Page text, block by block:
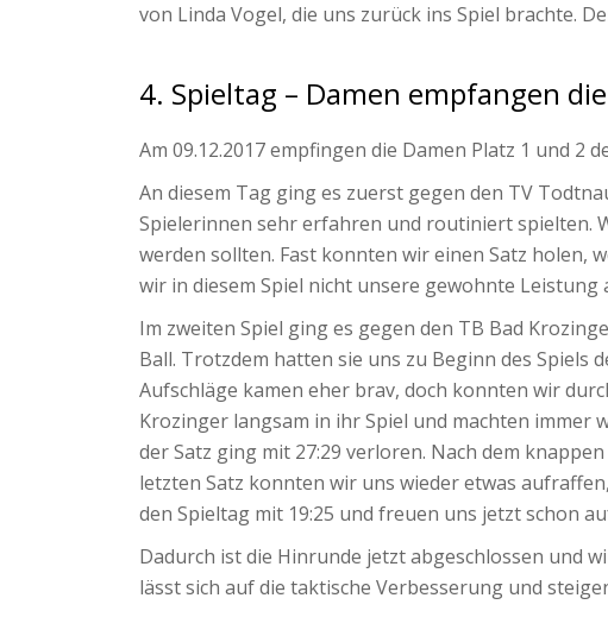
von Linda Vogel, die uns zurück ins Spiel brachte.
4. Spieltag – Damen empfangen
Am 09.12.2017 empfingen die Damen Platz 1 und 2
An diesem Tag ging es zuerst gegen den TV
Spielerinnen sehr erfahren und routiniert spielten.
werden sollten. Fast konnten wir einen Satz holen,
wir in diesem Spiel nicht unsere gewohnte Leistung
Im zweiten Spiel ging es gegen den TB Bad
Ball. Trotzdem hatten sie uns zu Beginn des
Aufschläge kamen eher brav, doch konnten wir
Krozinger langsam in ihr Spiel und machten immer
der Satz ging mit 27:29 verloren. Nach dem
letzten Satz konnten wir uns wieder etwas
den Spieltag mit 19:25 und freuen uns jetzt schon
Dadurch ist die Hinrunde jetzt abgeschlossen und
lässt sich auf die taktische Verbesserung und